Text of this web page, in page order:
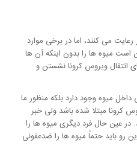
رعایت می کنند، اما در برخی موارد
میوه ها را بدون اینکه آن ها
انتقال ویروس کرونا نشستن و
میوه وجود دارد بلکه منظور ما
مبتلا شده باشد ولی خبر
در عین حال فرد دیگری میوه ها را
رو باید حتماً میوه ها را ضدعفونی